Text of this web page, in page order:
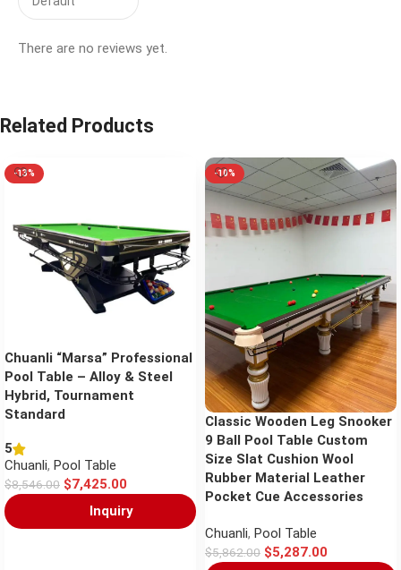
There are no reviews yet.
Related Products
-13%
Chuanli “Marsa” Professional
Pool Table – Alloy & Steel
Hybrid, Tournament
Standard
5
Chuanli, Pool Table
$8,546.00 $7,425.00
Inquiry
-10%
Classic Wooden Leg Snooker
9 Ball Pool Table Custom
Size Slat Cushion Wool
Rubber Material Leather
Pocket Cue Accessories
Chuanli, Pool Table
$5,862.00 $5,287.00